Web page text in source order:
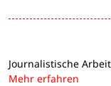
Journalistische
Mehr erfahren